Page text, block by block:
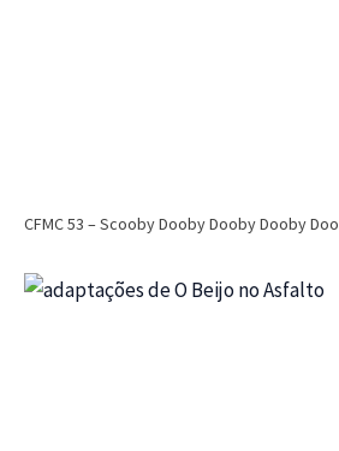
CFMC 53 – Scooby Dooby Dooby Dooby Doo